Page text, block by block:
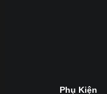
Phụ Kiện